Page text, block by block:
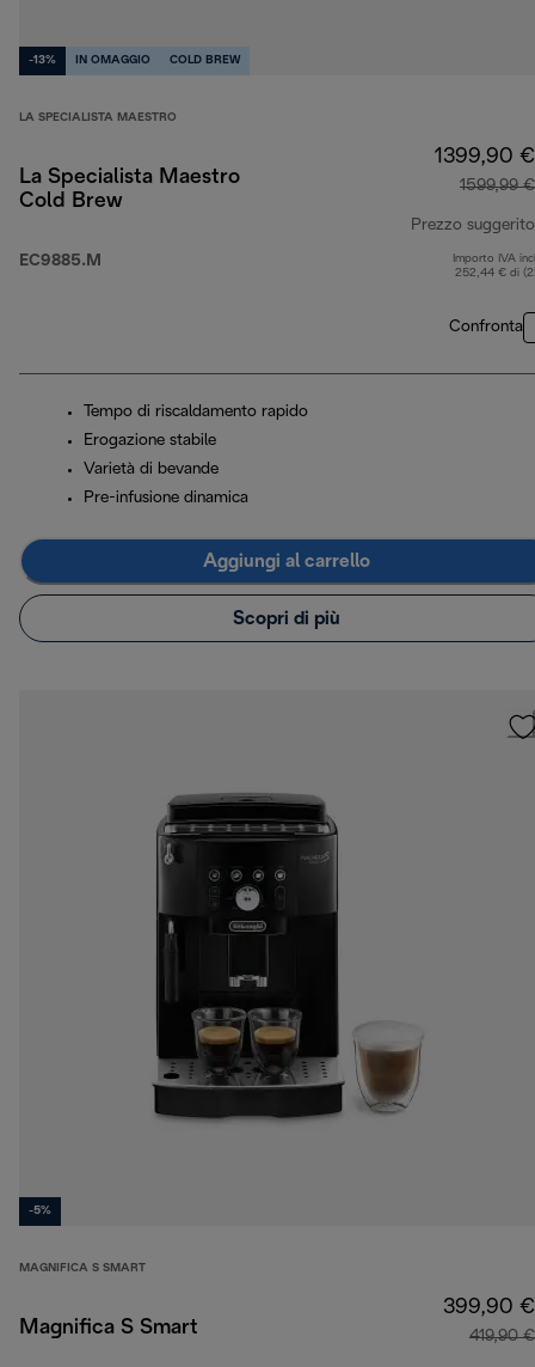
-13% IN OMAGGIO COLD BREW
LA SPECIALISTA MAESTRO
La Specialista Maestro
Cold Brew
EC9885.M
1399,90 €
1599,99 €
Prezzo suggerito
Importo IVA
252,44 € di
Confronta
Tempo di riscaldamento rapido
Erogazione stabile
Varietà di bevande
Pre-infusione dinamica
Aggiungi al carrello
Scopri di più
-5%
MAGNIFICA S SMART
Magnifica S Smart
399,90 €
419,90 €